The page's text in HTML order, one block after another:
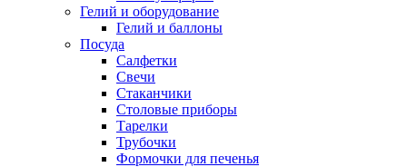
Гелий и оборудование
Гелий и баллоны
Посуда
Салфетки
Свечи
Стаканчики
Столовые приборы
Тарелки
Трубочки
Формочки для печенья